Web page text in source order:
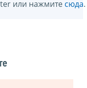
или нажмите сюда.